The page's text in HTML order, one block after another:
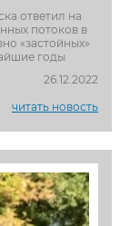
ответил на
потоков в
«застойных»
годы
26.12.2022
читать новость